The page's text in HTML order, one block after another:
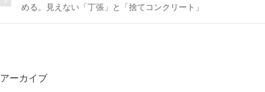
める。見えない「丁張」と「捨てコンクリート」
アーカイブ